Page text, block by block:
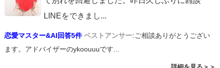
LINEをできまし...
恋愛マスター&AI回答5件 ベストアンサー:ご相談ありがとうござい
ます。アドバイザーのykoouuuです...